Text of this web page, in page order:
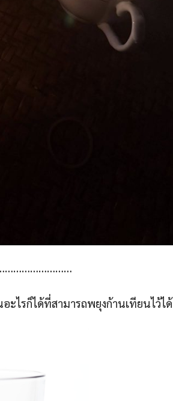
ะไรก็ได้ที่สามารถพยุงก้านเทียนไว้ได้